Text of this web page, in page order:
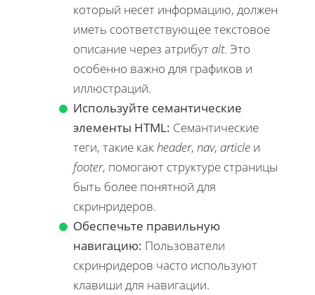
который несет информацию, должен
иметь соответствующее текстовое
описание через атрибут alt. Это
особенно важно для графиков и
иллюстраций.
Используйте семантические
элементы HTML: Семантические
теги, такие какheader, nav, article и
footer, помогают структуре страницы
быть более понятной для
скринридеров.
Обеспечьте правильную
навигацию: Пользователи
скринридеров часто используют
клавиши для навигации.